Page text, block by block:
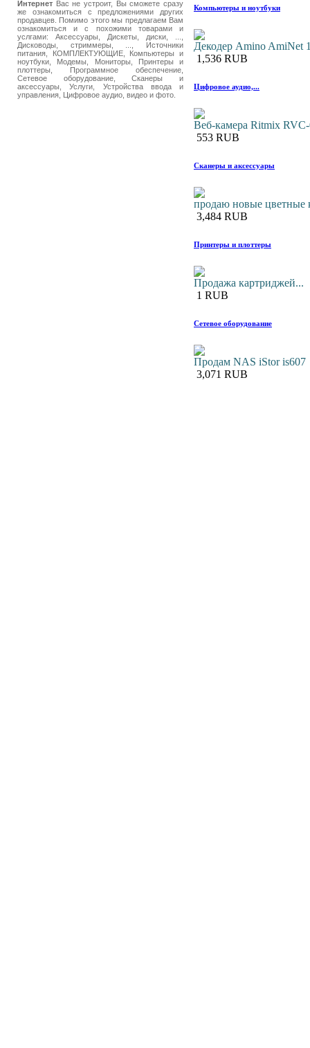
Интернет Вас не устроит, Вы сможете сразу
же ознакомиться с предложениями других
продавцев. Помимо этого мы предлагаем Вам
ознакомиться и с похожими товарами и
услгами: Аксессуары, Дискеты, диски, ...,
Дисководы, стриммеры, ..., Источники
питания, КОМПЛЕКТУЮЩИЕ, Компьютеры и
ноутбуки, Модемы, Мониторы, Принтеры и
плоттеры, Программное обеспечение,
Сетевое оборудование, Сканеры и
аксессуары, Услуги, Устройства ввода и
управления, Цифровое аудио, видео и фото.
Компьютеры и ноутбуки
Декодер Amino AmiNet
1,536 RUB
Цифровое аудио,...
Веб-камера Ritmix
553 RUB
Сканеры и аксессуары
продаю новые цветные
3,484 RUB
Принтеры и плоттеры
Продажа картриджей...
1 RUB
Сетевое оборудование
Продам NAS iStor is607
3,071 RUB